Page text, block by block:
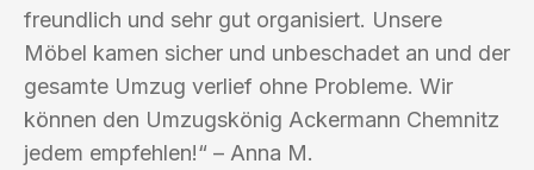
freundlich und sehr gut organisiert. Unsere
Möbel kamen sicher und unbeschadet an und der
gesamte Umzug verlief ohne Probleme. Wir
können den Umzugskönig Ackermann Chemnitz
jedem empfehlen!“ – Anna M.